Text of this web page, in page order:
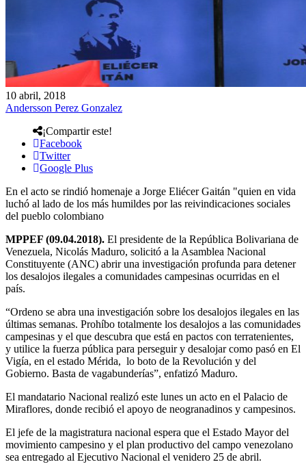
10 abril, 2018
Andersson Perez Gonzalez
¡Compartir este!
Facebook
Twitter
Google Plus
En el acto se rindió homenaje a Jorge Eliécer Gaitán "quien en vida
luchó al lado de los más humildes por las reivindicaciones sociales
del pueblo colombiano
MPPEF (09.04.2018). El presidente de la República Bolivariana de
Venezuela, Nicolás Maduro, solicitó a la Asamblea Nacional
Constituyente (ANC) abrir una investigación profunda para detener
los desalojos ilegales a comunidades campesinas ocurridas en el
país.
“Ordeno se abra una investigación sobre los desalojos ilegales en las
últimas semanas. Prohíbo totalmente los desalojos a las comunidades
campesinas y el que descubra que está en pactos con terratenientes,
y utilice la fuerza pública para perseguir y desalojar como pasó en El
Vigía, en el estado Mérida, lo boto de la Revolución y del
Gobierno. Basta de vagabunderías”, enfatizó Maduro.
El mandatario Nacional realizó este lunes un acto en el Palacio de
Miraflores, donde recibió el apoyo de neogranadinos y campesinos.
El jefe de la magistratura nacional espera que el Estado Mayor del
movimiento campesino y el plan productivo del campo venezolano
sea entregado al Ejecutivo Nacional el venidero 25 de abril.